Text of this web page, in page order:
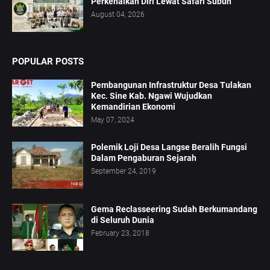
August 04, 2026
POPULAR POSTS
Pembangunan Infrastruktur Desa Tulakan
Kec. Sine Kab. Ngawi Wujudkan
Kemandirian Ekonomi
May 07, 2024
Polemik Loji Desa Langse Beralih Fungsi
Dalam Pengaburan Sejarah
September 24, 2019
Gema Reclasseering Sudah Berkumandang
di Seluruh Dunia
February 23, 2018